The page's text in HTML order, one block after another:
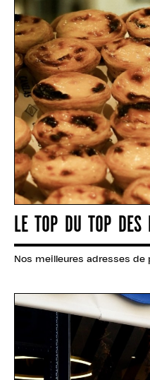
LE TOP DU TOP DES
Nos meilleures adresses